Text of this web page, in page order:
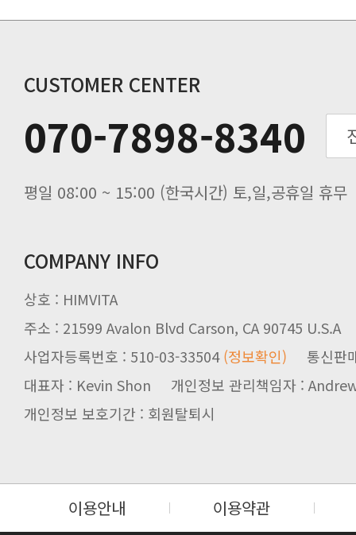
추수감사절 배송안내
추석기간 배송안내
노동절(9월3일) 배송업무 안내
입금 고객님을 찾습니다.
CUSTOMER CENTER
070-7898-8340
평일 08:00 ~ 15:00 (한국시간) 토,일,공휴일 휴무
COMPANY INFO
상호 : HIMVITA
주소 : 21599 Avalon Blvd Carson, CA 90745 U.S.A
사업자등록번호 : 510-03-33504(정보확인) 통신판
대표자 : Kevin Shon 개인정보 관리책임자 :
개인정보 보호기간 : 회원탈퇴시
이용안내 이용약관